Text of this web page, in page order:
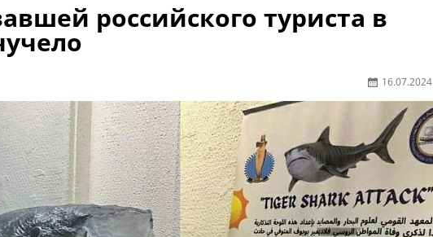
российского туриста в
16.07.2024